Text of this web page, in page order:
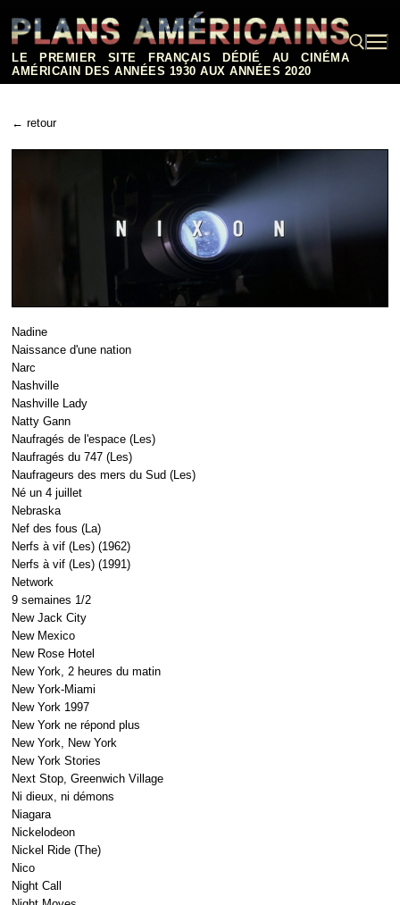
contenu
LE PREMIER SITE FRANÇAIS DÉDIÉ AU CINÉMA
AMÉRICAIN DES ANNÉES 1930 AUX ANNÉES 2020
← retour
Nadine
Naissance d'une nation
Narc
Nashville
Nashville Lady
Natty Gann
Naufragés de l'espace (Les)
Naufragés du 747 (Les)
Naufrageurs des mers du Sud (Les)
Né un 4 juillet
Nebraska
Nef des fous (La)
Nerfs à vif (Les) (1962)
Nerfs à vif (Les) (1991)
Network
9 semaines 1/2
New Jack City
New Mexico
New Rose Hotel
New York, 2 heures du matin
New York-Miami
New York 1997
New York ne répond plus
New York, New York
New York Stories
Next Stop, Greenwich Village
Ni dieux, ni démons
Niagara
Nickelodeon
Nickel Ride (The)
Nico
Night Call